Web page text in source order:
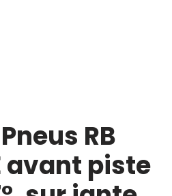
RB
avant piste